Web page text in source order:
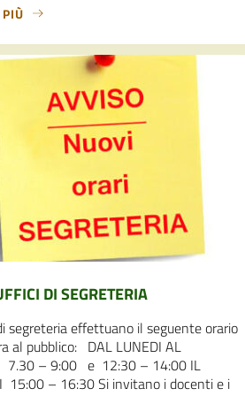
DI SEGRETERIA
segreteria effettuano il seguente orario
al pubblico: DAL LUNEDI AL
7.30 – 9:00 e 12:30 – 14:00 IL
15:00 – 16:30 Si invitano i docenti e i